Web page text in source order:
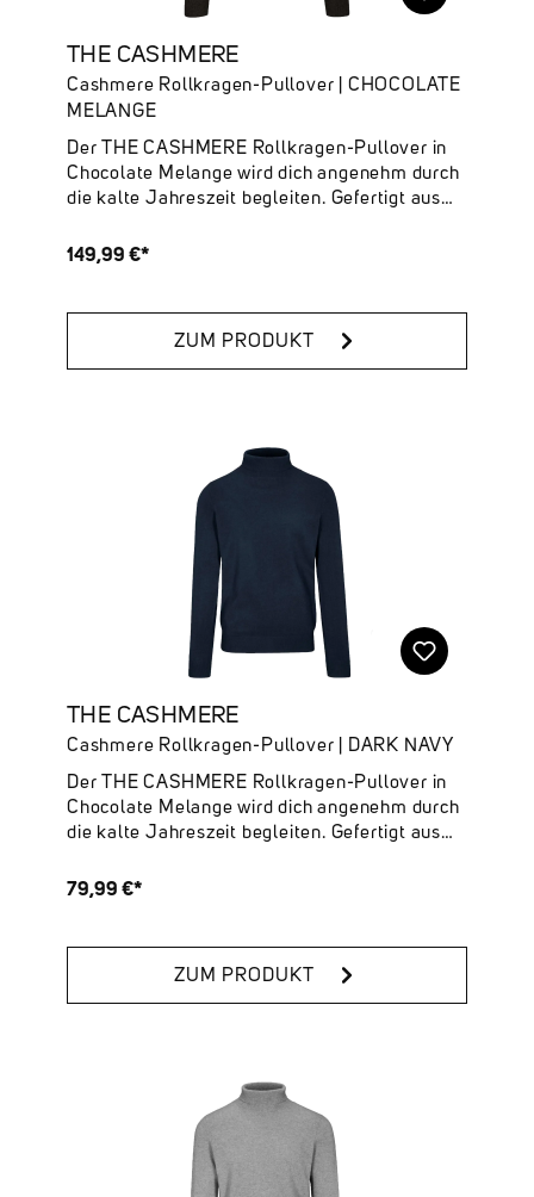
THE CASHMERE
Cashmere Rollkragen-Pullover | CHOCOLATE
MELANGE
Der THE CASHMERE Rollkragen-Pullover in
Chocolate Melange wird dich angenehm durch
die kalte Jahreszeit begleiten. Gefertigt aus
unvergleichlich weich auf deine Haut.Deine
Melange, Dark Navy, Snow White & Chocolate
Melange
149,99 €*
ZUM PRODUKT
THE CASHMERE
Cashmere Rollkragen-Pullover | DARK NAVY
Der THE CASHMERE Rollkragen-Pullover in
Chocolate Melange wird dich angenehm durch
die kalte Jahreszeit begleiten. Gefertigt aus
unvergleichlich weich auf deine Haut.Deine
Melange, Dark Navy, Snow White & Chocolate
Melange
79,99 €*
ZUM PRODUKT